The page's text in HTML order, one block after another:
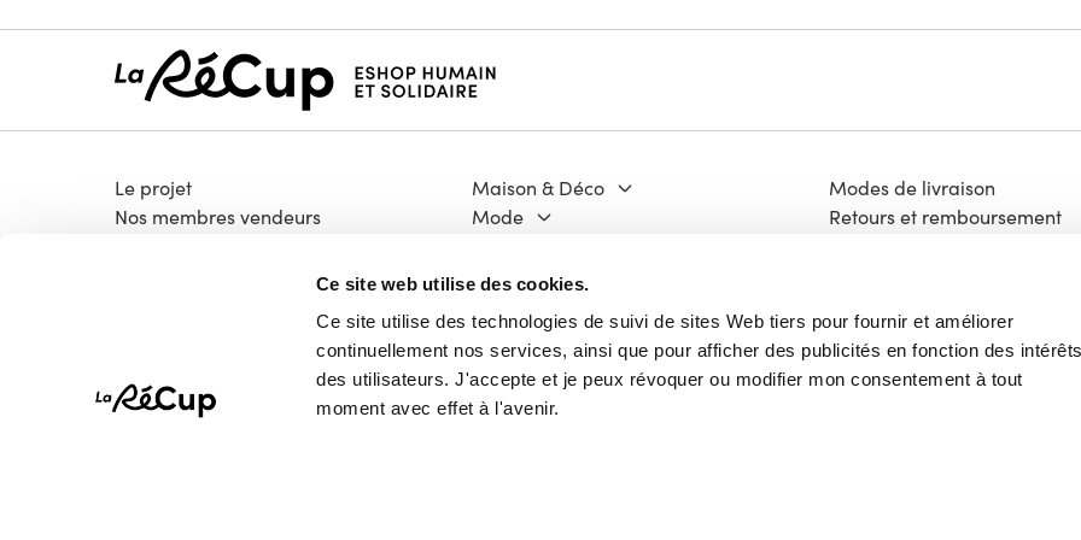
Ce site web utilise des cookies.
Ce site utilise des technologies de suivi de sites Web tiers pour fournir et améliorer
continuellement nos services, ainsi que pour afficher des publicités en fonction des intérêts
des utilisateurs. J'accepte et je peux révoquer ou modifier mon consentement à tout
moment avec effet à l'avenir.
Le projet
Nos membres vendeurs
Maison & Déco
Mode
Bricolage & Matériaux
Vélos
High-Tech
Pépites
Modes de livraison
Retours et remboursement
Mentions légales
Vie Privée
Charte Cookies